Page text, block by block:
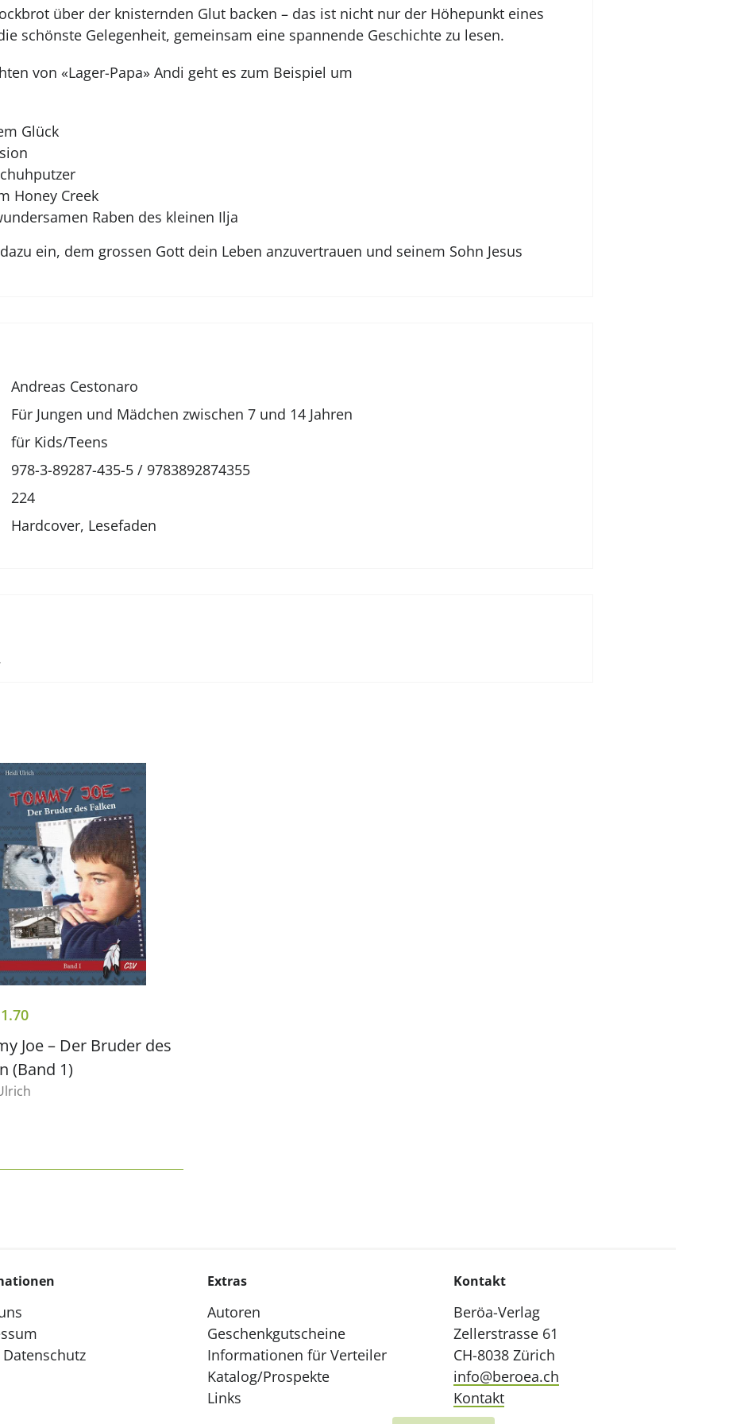
über der knisternden Glut backen – das ist nicht nur der Höhepunkt eines
schönste Gelegenheit, gemeinsam eine spannende Geschichte zu lesen.
von «Lager-Papa» Andi geht es zum Beispiel um
Glück
Honey Creek
Raben des kleinen Ilja
ein, dem grossen Gott dein Leben anzuvertrauen und seinem Sohn Jesus
Andreas Cestonaro
Für Jungen und Mädchen zwischen 7 und 14 Jahren
für Kids/Teens
978-3-89287-435-5 / 9783892874355
224
Hardcover, Lesefaden
Joe – Der Bruder des
(Band 1)
Datenschutz
Extras
Autoren
Geschenkgutscheine
Informationen für Verteiler
Katalog/Prospekte
Links
Kontakt
Beröa-Verlag
Zellerstrasse 61
CH-8038 Zürich
info@beroea.ch
Kontakt